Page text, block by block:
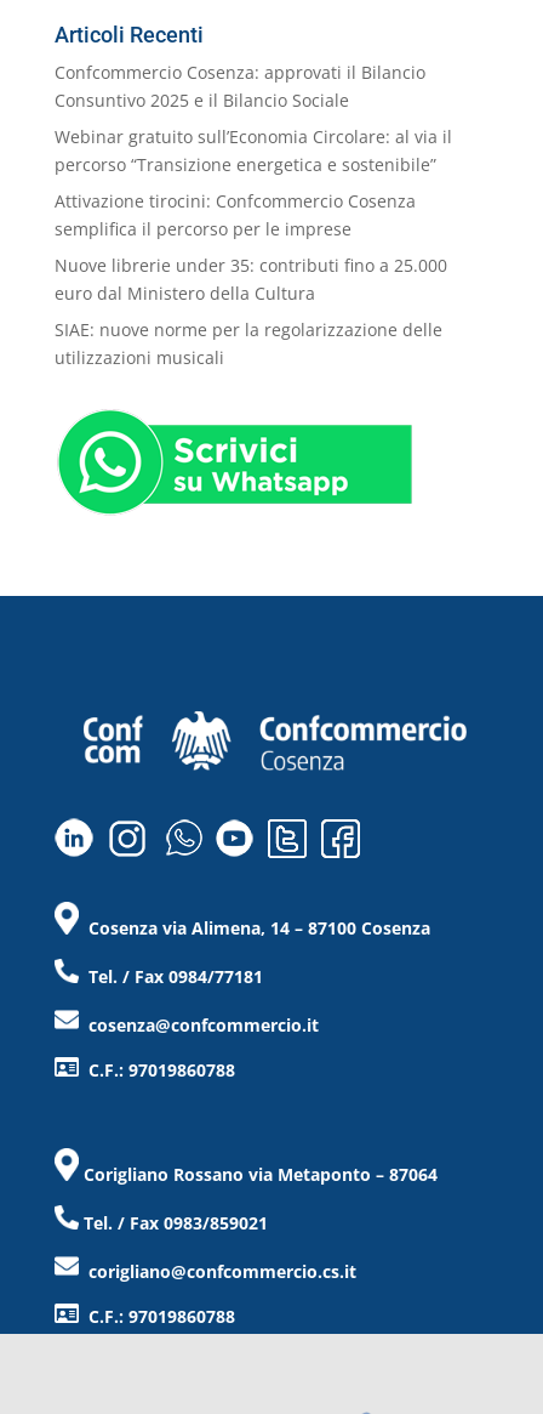
Categorie
Articoli Recenti
Confcommercio Cosenza: approvati il Bilancio
Consuntivo 2025 e il Bilancio Sociale
Webinar gratuito sull’Economia Circolare: al via il
percorso “Transizione energetica e sostenibile”
Attivazione tirocini: Confcommercio Cosenza
semplifica il percorso per le imprese
Nuove librerie under 35: contributi fino a 25.000
euro dal Ministero della Cultura
SIAE: nuove norme per la regolarizzazione delle
utilizzazioni musicali
Cosenza via Alimena, 14 – 87100 Cosenza
Tel. / Fax 0984/77181
cosenza@confcommercio.it
C.F.: 97019860788
Corigliano Rossano via Metaponto – 87064
Tel. / Fax 0983/859021
corigliano@confcommercio.cs.it
C.F.: 97019860788